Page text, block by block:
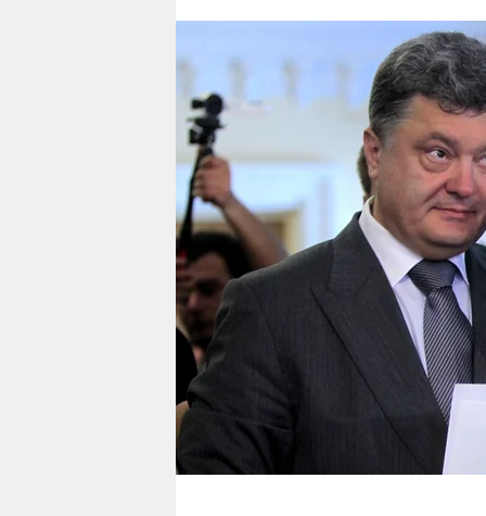
wahrheit
verlag
verlag
veranstaltungen
shop
fragen & hilfe
unterstützen
genossenschaft